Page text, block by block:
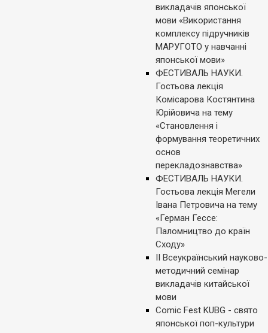
викладачів японської
мови «Використання
комплексу підручників
МАРУГОТО у навчанні
японської мови»
ФЕСТИВАЛЬ НАУКИ.
Гостьова лекція
Комісарова Костянтина
Юрійовича на тему
«Становлення і
формування теоретичних
основ
перекладознавства»
ФЕСТИВАЛЬ НАУКИ.
Гостьова лекція Мегели
Івана Петровича на тему
«Герман Гессе:
Паломництво до країн
Сходу»
ІІ Всеукраїнський науково-
методичний семінар
викладачів китайської
мови
Comic Fest KUBG - свято
японської поп-культури